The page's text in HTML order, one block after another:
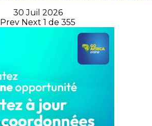
30 Juil 2026
Prev Next 1 de 355